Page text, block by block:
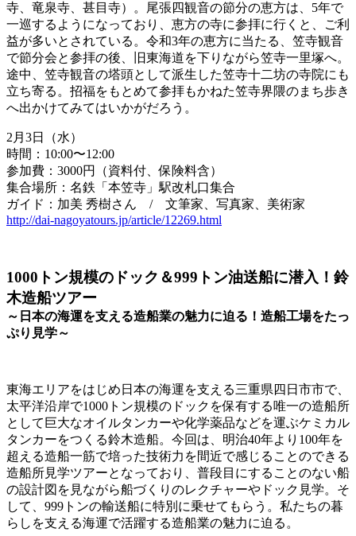
寺、竜泉寺、甚目寺）。尾張四観音の節分の恵方は、 5年で
一巡するようになっており、恵方の寺に参拝に行くと、ご利
益が多いとされている。令和3年の恵方に当たる、笠寺観音
で節分会と参拝の後、旧東海道を下りながら笠寺一里塚へ。
途中、笠寺観音の塔頭として派生した笠寺十二坊の寺院にも
立ち寄る。招福をもとめて参拝もかねた笠寺界隈のまち歩き
へ出かけてみてはいかがだろう。
2月3日（水）
時間：10:00〜12:00
参加費：3000円（資料付、保険料含）
集合場所：名鉄「本笠寺」駅改札口集合
ガイド：加美 秀樹さん /文筆家、写真家、美術家
http://dai-nagoyatours.jp/article/12269.html
1000トン規模のドック＆999トン油送船に潜入！鈴
木造船ツアー
～日本の海運を支える造船業の魅力に迫る！造船工場をたっ
ぷり見学～
東海エリアをはじめ日本の海運を支える三重県四日市市で、
太平洋沿岸で1000 トン規模のドックを保有する唯一の造船所
として巨大なオイルタンカーや化学薬品などを運ぶケミカル
タンカーをつくる鈴木造船。今回は、明治40年より 100年を
超える造船一筋で培った技術力を間近で感じることのできる
造船所見学ツアーとなっており、普段目にすることのない船
の設計図を見ながら船づくりのレクチャーやドック見学。そ
して、 999 トンの輸送船に特別に乗せてもらう。私たちの暮
らしを支える海運で活躍する造船業の魅力に迫る。